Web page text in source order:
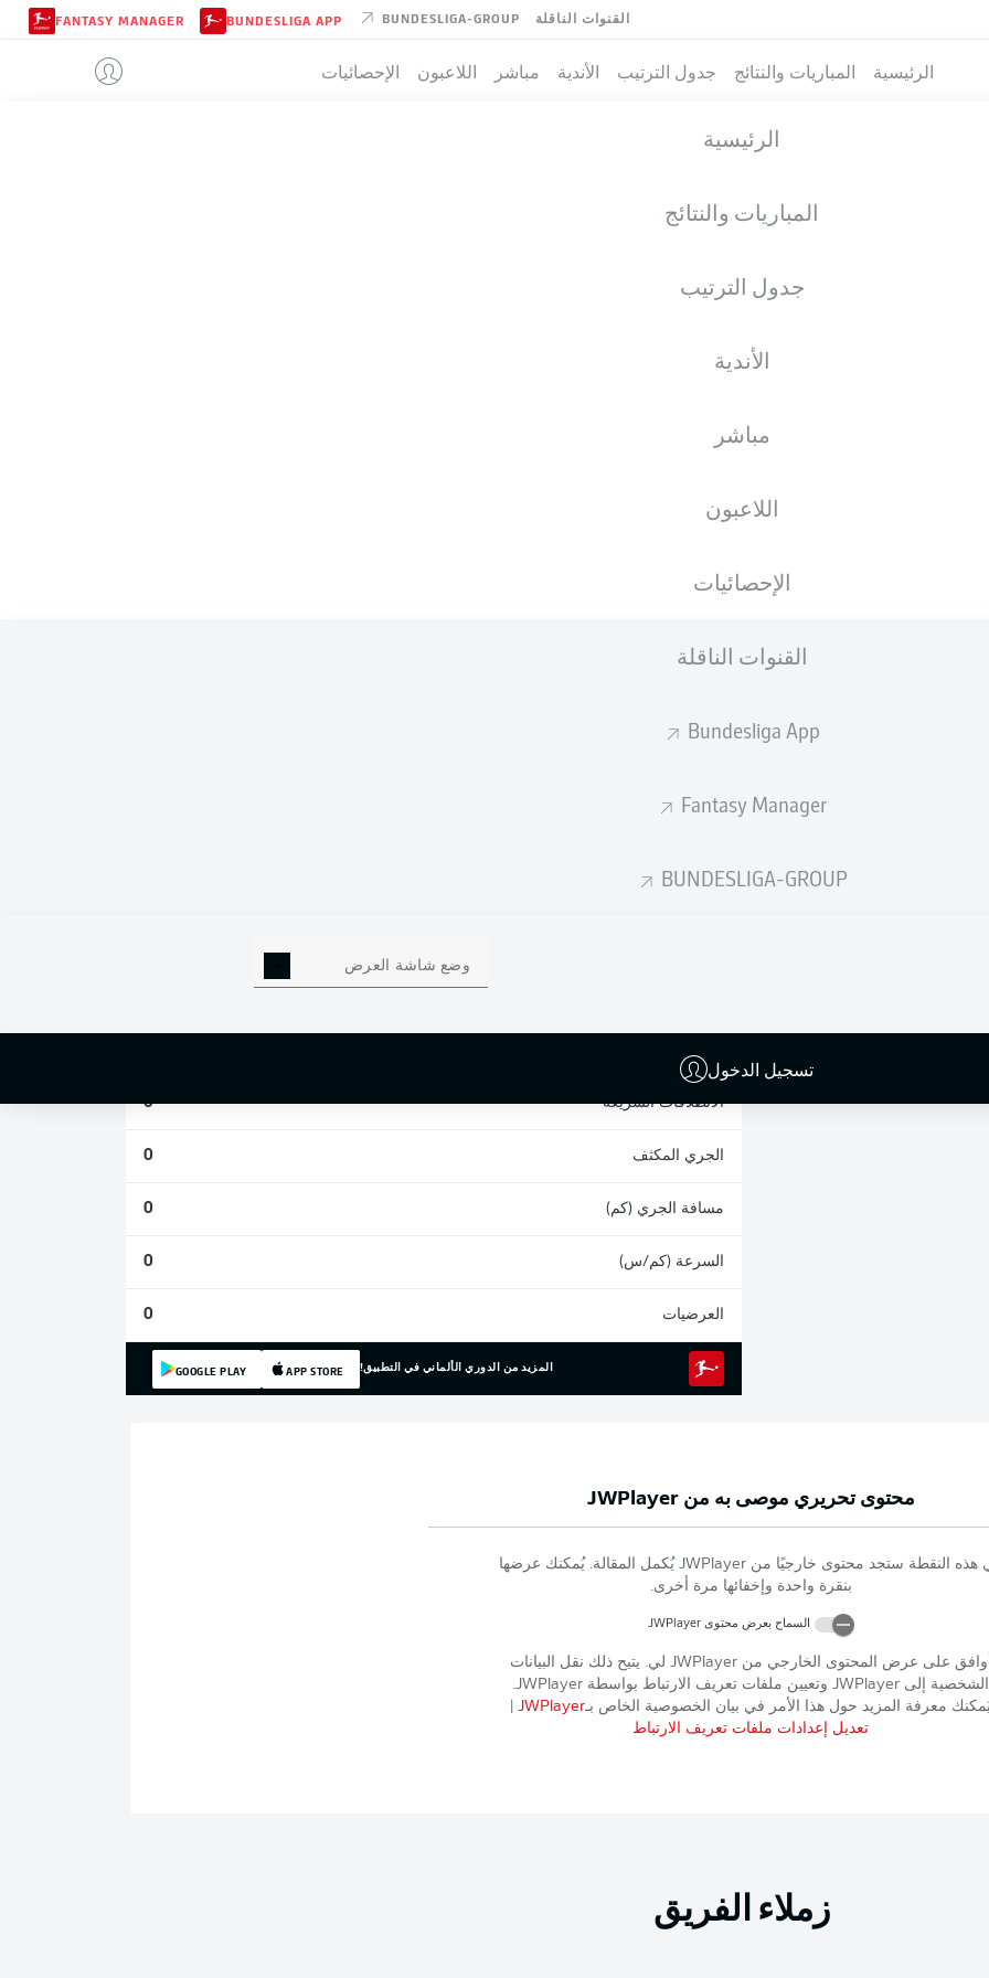
القنوات الناقلة BUNDESLIGA-GROUP
BUNDESLIGA APP
FANTASY MANAGER
الرئيسية المباريات والنتائج جدول الترتيب الأندية مباشر اللاعبون الإحصائيات
الرئيسية
المباريات والنتائج
جدول الترتيب
الأندية
مباشر
اللاعبون
الإحصائيات
القنوات الناقلة
Bundesliga App
Fantasy Manager
BUNDESLIGA-GROUP
وضع شاشة العرض
تسجيل الدخول
14.03.1997
إحصائيات موسم 2026/2027
الانطلاقات السريعة 0
الجري المكثف 0
مسافة الجري (كم) 0
السرعة (كم/س) 0
العرضيات 0
المزيد من الدوري الألماني في التطبيق! APP STORE
GOOGLE PLAY
محتوى تحريري موصى به منJWPlayer
هذه النقطة ستجد محتوى خارجيًا منJWPlayer يُكمل المقالة. يُمكنك عرضها
بنقرة واحدة وإخفائها مرة أخرى.
السماح بعرض محتوىJWPlayer
على عرض المحتوى الخارجي منJWPlayer لي. يتيح ذلك نقل البيانات
الشخصية إلى JWPlayer وتعيين ملفات تعريف الارتباط بواسطة JWPlayer
.
معرفة المزيد حول هذا الأمر في بيان الخصوصية الخاص بـJWPlayer
تعديل إعدادات ملفات تعريف الارتباط
زملاء الفريق